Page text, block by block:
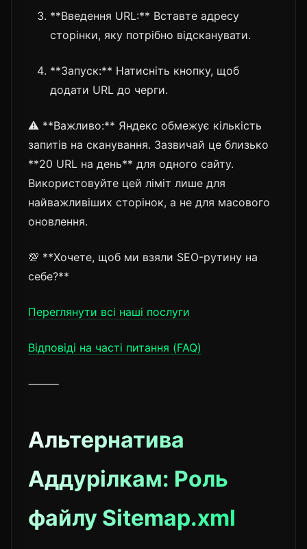
**Введення URL:** Вставте адресу
сторінки, яку потрібно відсканувати.
**Запуск:** Натисніть кнопку, щоб
додати URL до черги.
⚠️ **Важливо:** Яндекс обмежує кількість
запитів на сканування. Зазвичай це близько
**20 URL на день** для одного сайту.
Використовуйте цей ліміт лише для
найважливіших сторінок, а не для масового
оновлення.
💯 **Хочете, щоб ми взяли SEO-рутину на
себе?**
Переглянути всі наші послуги
Відповіді на часті питання (FAQ)
⸻
Альтернатива
Аддурілкам: Роль
файлу Sitemap.xml